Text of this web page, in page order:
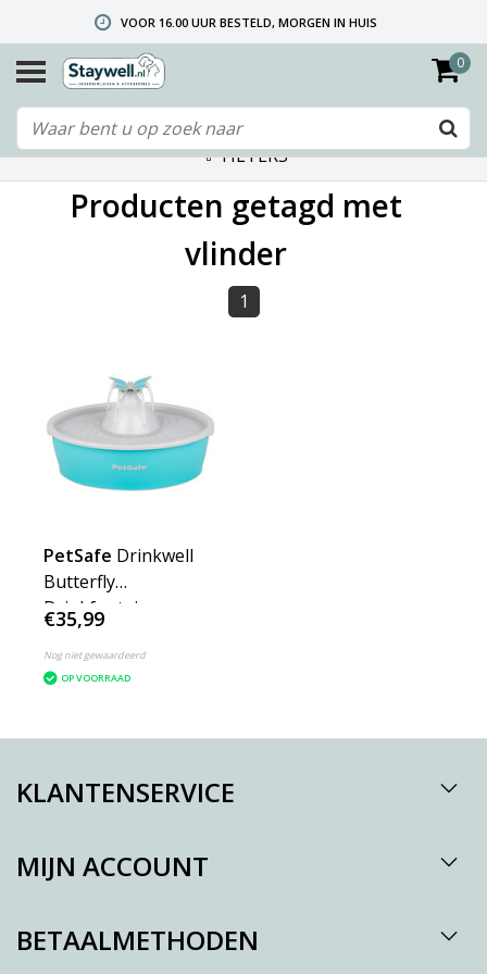
VOOR 16.00 UUR BESTELD, MORGEN IN HUIS
GRATIS VERZENDING VANAF € 40,- (ALLEEN NEDERLAND)
TELEFONISCHE HELPDESK 010 492 02 35 (LET OP: WIJ ZIJN NIET DE FABRIKANT! ZIE KLANTENSERVICE-INFO)
0
FILTERS
Producten getagd met
vlinder
1
PetSafe Drinkwell
Butterfly
Drinkfontein
€35,99
Nog niet gewaardeerd
OP VOORRAAD
KLANTENSERVICE
MIJN ACCOUNT
BETAALMETHODEN